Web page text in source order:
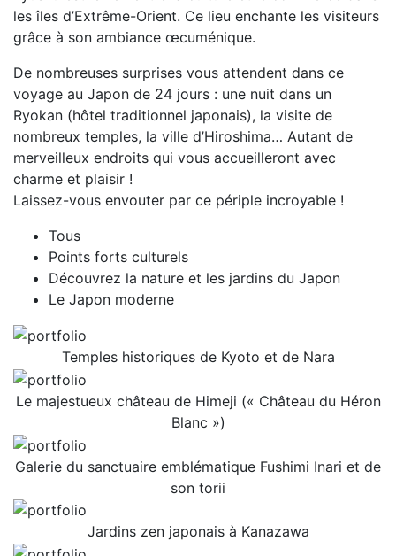
les îles d’Extrême-Orient. Ce lieu enchante les visiteurs
grâce à son ambiance œcuménique.
De nombreuses surprises vous attendent dans ce
voyage au Japon de 24 jours : une nuit dans un
Ryokan (hôtel traditionnel japonais), la visite de
nombreux temples, la ville d’Hiroshima… Autant de
merveilleux endroits qui vous accueilleront avec
charme et plaisir !
Laissez-vous envouter par ce périple incroyable !
Tous
Points forts culturels
Découvrez la nature et les jardins du Japon
Le Japon moderne
Temples historiques de Kyoto et de Nara
Le majestueux château de Himeji (« Château du Héron
Blanc »)
Galerie du sanctuaire emblématique Fushimi Inari et de
son torii
Jardins zen japonais à Kanazawa